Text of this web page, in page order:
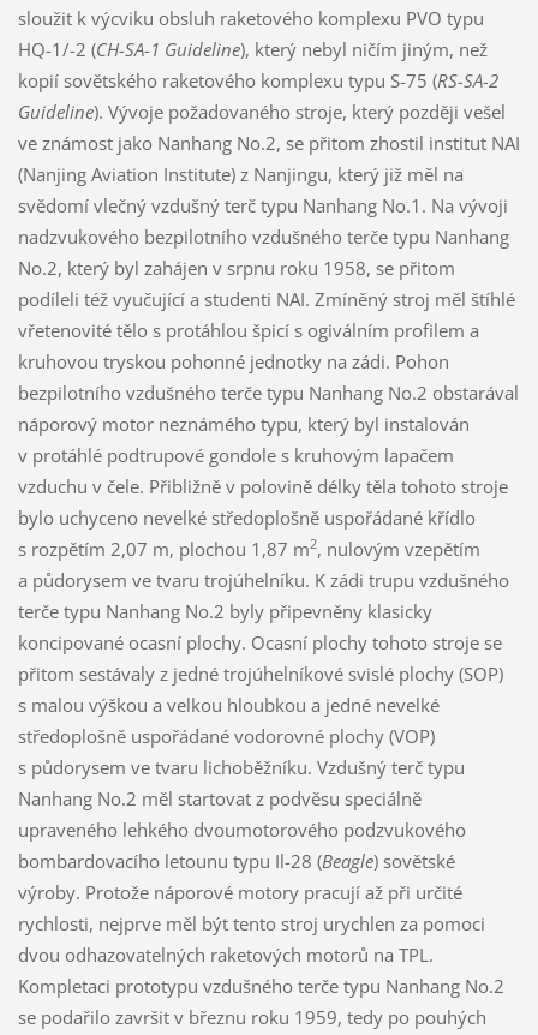
sloužit k výcviku obsluh raketového komplexu PVO typu
HQ-1/-2 (CH-SA-1 Guideline), který nebyl ničím jiným, než
kopií sovětského raketového komplexu typu S-75 (RS-SA-2
Guideline). Vývoje požadovaného stroje, který později vešel
ve známost jako Nanhang No.2, se přitom zhostil institut NAI
(Nanjing Aviation Institute) z Nanjingu, který již měl na
svědomí vlečný vzdušný terč typu Nanhang No.1. Na vývoji
nadzvukového bezpilotního vzdušného terče typu Nanhang
No.2, který byl zahájen v srpnu roku 1958, se přitom
podíleli též vyučující a studenti NAI. Zmíněný stroj měl štíhlé
vřetenovité tělo s protáhlou špicí s ogiválním profilem a
kruhovou tryskou pohonné jednotky na zádi. Pohon
bezpilotního vzdušného terče typu Nanhang No.2 obstarával
náporový motor neznámého typu, který byl instalován
v protáhlé podtrupové gondole s kruhovým lapačem
vzduchu v čele. Přibližně v polovině délky těla tohoto stroje
bylo uchyceno nevelké středoplošně uspořádané křídlo
s rozpětím 2,07 m, plochou 1,87 m2, nulovým vzepětím
a půdorysem ve tvaru trojúhelníku. K zádi trupu vzdušného
terče typu Nanhang No.2 byly připevněny klasicky
koncipované ocasní plochy. Ocasní plochy tohoto stroje se
přitom sestávaly z jedné trojúhelníkové svislé plochy (SOP)
s malou výškou a velkou hloubkou a jedné nevelké
středoplošně uspořádané vodorovné plochy (VOP)
s půdorysem ve tvaru lichoběžníku. Vzdušný terč typu
Nanhang No.2 měl startovat z podvěsu speciálně
upraveného lehkého dvoumotorového podzvukového
bombardovacího letounu typu Il-28 (Beagle) sovětské
výroby. Protože náporové motory pracují až při určité
rychlosti, nejprve měl být tento stroj urychlen za pomoci
dvou odhazovatelných raketových motorů na TPL.
Kompletaci prototypu vzdušného terče typu Nanhang No.2
se podařilo završit v březnu roku 1959, tedy po pouhých